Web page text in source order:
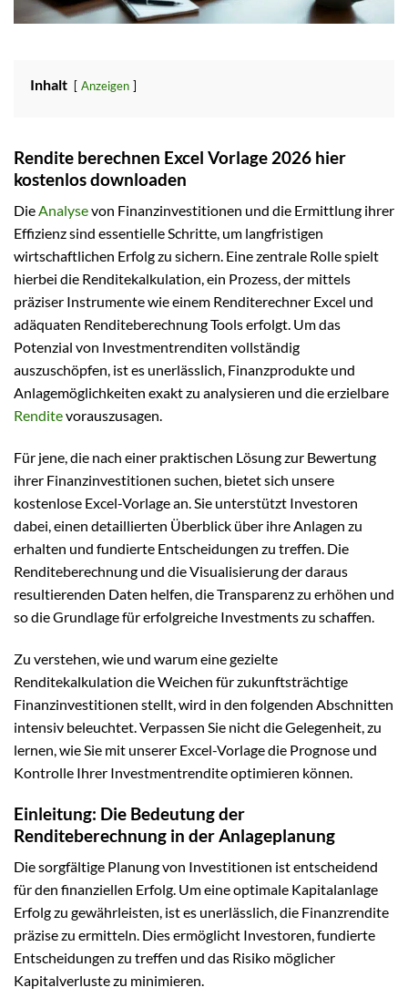
Inhalt Anzeigen
Rendite berechnen Excel Vorlage 2026 hier
kostenlos downloaden
DieAnalysevon Finanzinvestitionen und die Ermittlung ihrer
Effizienz sind essentielle Schritte, um langfristigen
wirtschaftlichen Erfolg zu sichern. Eine zentrale Rolle spielt
hierbei die Renditekalkulation, ein Prozess, der mittels
präziser Instrumente wie einem Renditerechner Excel und
adäquaten Renditeberechnung Tools erfolgt. Um das
Potenzial von Investmentrenditen vollständig
auszuschöpfen, ist es unerlässlich, Finanzprodukte und
Anlagemöglichkeiten exakt zu analysieren und die erzielbare
Renditevorauszusagen.
Für jene, die nach einer praktischen Lösung zur Bewertung
ihrer Finanzinvestitionen suchen, bietet sich unsere
kostenlose Excel-Vorlage an. Sie unterstützt Investoren
dabei, einen detaillierten Überblick über ihre Anlagen zu
erhalten und fundierte Entscheidungen zu treffen. Die
Renditeberechnung und die Visualisierung der daraus
resultierenden Daten helfen, die Transparenz zu erhöhen und
so die Grundlage für erfolgreiche Investments zu schaffen.
Zu verstehen, wie und warum eine gezielte
Renditekalkulation die Weichen für zukunftsträchtige
Finanzinvestitionen stellt, wird in den folgenden Abschnitten
intensiv beleuchtet. Verpassen Sie nicht die Gelegenheit, zu
lernen, wie Sie mit unserer Excel-Vorlage die Prognose und
Kontrolle Ihrer Investmentrendite optimieren können.
Einleitung: Die Bedeutung der
Renditeberechnung in der Anlageplanung
Die sorgfältige Planung von Investitionen ist entscheidend
für den finanziellen Erfolg. Um eine optimale Kapitalanlage
Erfolg zu gewährleisten, ist es unerlässlich, die Finanzrendite
präzise zu ermitteln. Dies ermöglicht Investoren, fundierte
Entscheidungen zu treffen und das Risiko möglicher
Kapitalverluste zu minimieren.